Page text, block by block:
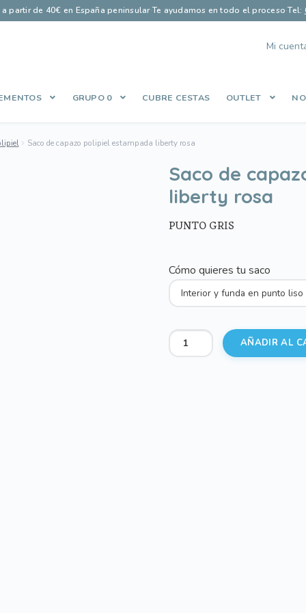
partir de 40€ en España peninsular·Te ayudamos en todo el proceso·Tel:
Mi
GRUPO 0 CUBRE CESTAS OUTLET
Qué opinan nuestros clientes
Saco de capazo polipiel estampada liberty rosa
Saco de
liberty rosa
PUNTO GRIS
Cómo quieres tu saco
Saco
de
AÑADIR AL